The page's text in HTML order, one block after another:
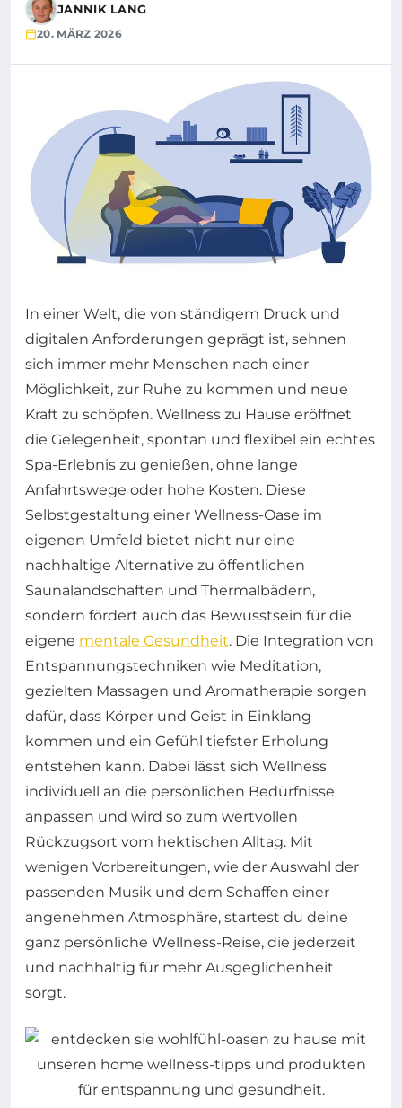
JANNIK LANG
20. MÄRZ 2026
In einer Welt, die von ständigem Druck und
digitalen Anforderungen geprägt ist, sehnen
sich immer mehr Menschen nach einer
Möglichkeit, zur Ruhe zu kommen und neue
Kraft zu schöpfen. Wellness zu Hause eröffnet
die Gelegenheit, spontan und flexibel ein echtes
Spa-Erlebnis zu genießen, ohne lange
Anfahrtswege oder hohe Kosten. Diese
Selbstgestaltung einer Wellness-Oase im
eigenen Umfeld bietet nicht nur eine
nachhaltige Alternative zu öffentlichen
Saunalandschaften und Thermalbädern,
sondern fördert auch das Bewusstsein für die
eigene mentale Gesundheit. Die Integration von
Entspannungstechniken wie Meditation,
gezielten Massagen und Aromatherapie sorgen
dafür, dass Körper und Geist in Einklang
kommen und ein Gefühl tiefster Erholung
entstehen kann. Dabei lässt sich Wellness
individuell an die persönlichen Bedürfnisse
anpassen und wird so zum wertvollen
Rückzugsort vom hektischen Alltag. Mit
wenigen Vorbereitungen, wie der Auswahl der
passenden Musik und dem Schaffen einer
angenehmen Atmosphäre, startest du deine
ganz persönliche Wellness-Reise, die jederzeit
und nachhaltig für mehr Ausgeglichenheit
sorgt.